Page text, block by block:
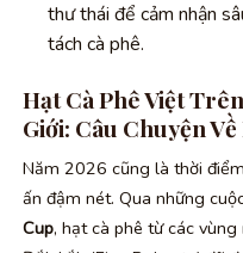
thư thái để cảm nhận
tách cà phê.
Hạt Cà Phê Việt
Giới: Câu Chuyện Về
Năm 2026 cũng là thời
ấn đậm nét. Qua những
Cup, hạt cà phê từ các vùng